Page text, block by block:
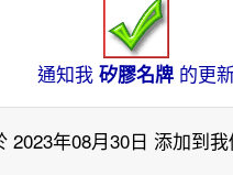
通知我 矽膠名牌 的更
2023年08月30日 添加到我